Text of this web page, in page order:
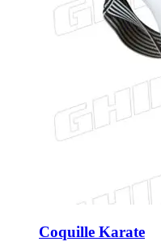
Coquille Karate